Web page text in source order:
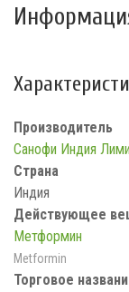
Производитель
Санофи Индия
Страна
Индия
Действующее
Метформин
Metformin
Торговое